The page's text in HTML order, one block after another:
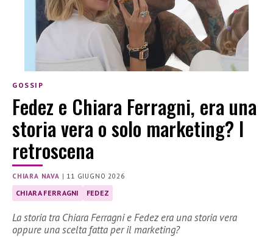
GOSSIP
Fedez e Chiara Ferragni, era una
storia vera o solo marketing? I
retroscena
CHIARA NAVA | 11 GIUGNO 2026
CHIARA FERRAGNI FEDEZ
La storia tra Chiara Ferragni e Fedez era una storia vera
oppure una scelta fatta per il marketing?